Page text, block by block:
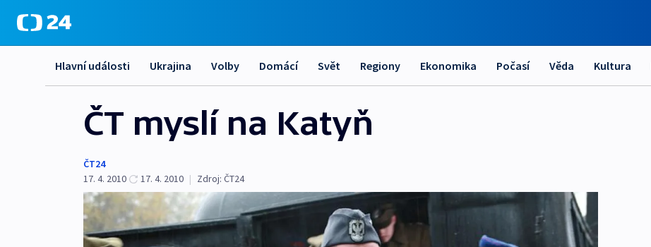
Hlavní události Ukrajina Volby Domácí Svět Regiony Ekonomika Počasí Věda Kultura
ČT myslí na Katyň
ČT24
17. 4. 2010
17. 4. 2010 | Zdroj: ČT24